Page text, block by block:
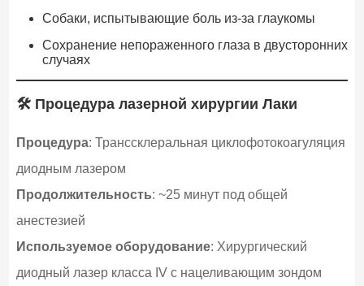
Собаки, испытывающие боль из-за глаукомы
Сохранение непораженного глаза в двусторонних
случаях
🛠️ Процедура лазерной хирургии Лаки
Процедура: Транссклеральная циклофотокоагуляция
диодным лазером
Продолжительность: ~25 минут под общей
анестезией
Используемое оборудование: Хирургический
диодный лазер класса IV с нацеливающим зондом